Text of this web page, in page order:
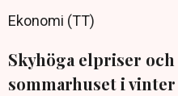
Ekonomi (TT)
Skyhöga elpriser
sommarhuset i